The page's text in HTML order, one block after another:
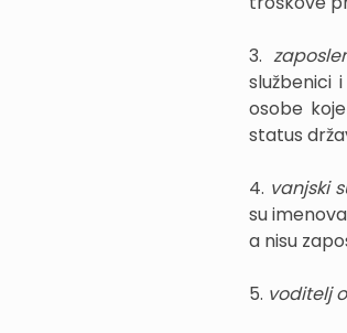
3.
službenici
osobe
status
4. vanjski
su
a nisu
5. voditelj